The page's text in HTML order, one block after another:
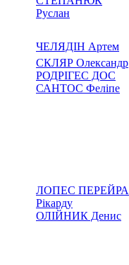
Руслан
ЧЕЛЯДІН Артем
СКЛЯР Олександр
РОДРІГЕС ДОС
САНТОС Феліпе
ЛОПЕС ПЕРЕЙРА
Рікарду
ОЛІЙНИК Денис